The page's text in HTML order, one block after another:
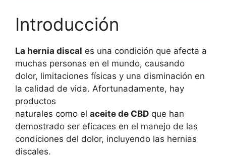
Introducción
La hernia discal es una condición que afecta a
muchas personas en el mundo, causando
dolor, limitaciones físicas y una disminación en
la calidad de vida. Afortunadamente, hay
productos
naturales como el aceite de CBD que han
demostrado ser eficaces en el manejo de las
condiciones del dolor, incluyendo las hernias
discales.